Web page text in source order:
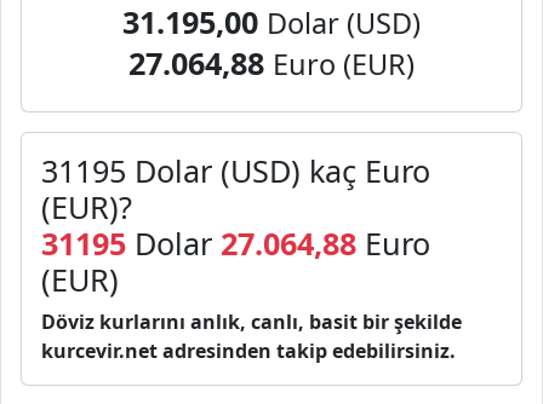
31.195,00 Dolar (USD)
27.064,88 Euro (EUR)
31195 Dolar (USD) kaç Euro
(EUR)?
31195 Dolar 27.064,88 Euro
(EUR)
Döviz kurlarını anlık, canlı, basit bir şekilde
kurcevir.net adresinden takip edebilirsiniz.